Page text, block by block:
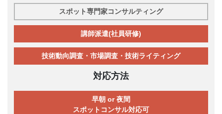
スポット専門家コンサルティング
講師派遣(社員研修)
技術動向調査・市場調査・技術ライティング
対応方法
早朝 or 夜間
スポットコンサル対応可